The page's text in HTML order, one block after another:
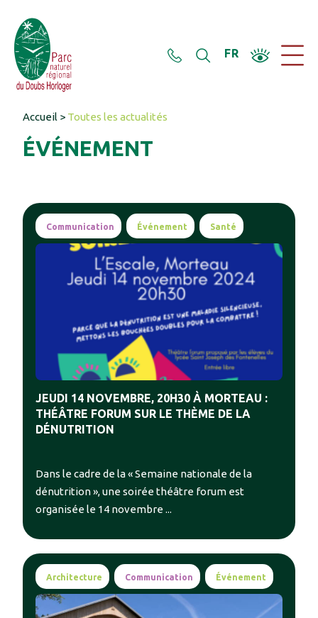
FR
Accueil > Toutes les actualités
ÉVÉNEMENT
Communication Événement Santé
JEUDI 14 NOVEMBRE, 20H30 À MORTEAU :
THÉÂTRE FORUM SUR LE THÈME DE LA
DÉNUTRITION
Dans le cadre de la « Semaine nationale de la
dénutrition », une soirée théâtre forum est
organisée le 14 novembre ...
Architecture Communication Événement